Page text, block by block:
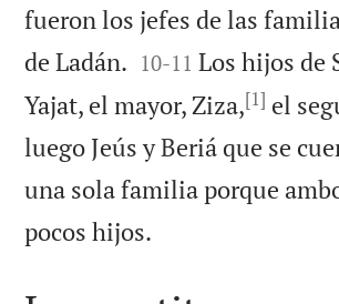
fueron los jefes de las
de Ladán. 

10-11 Los hijos de
Yajat, el mayor, Ziza,[1] el
luego Jeús y Beriá que se
una sola familia porque
pocos hijos.